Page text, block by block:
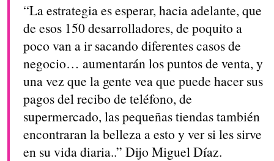
“La estrategia es esperar, hacia adelante, que
de esos 150 desarrolladores, de poquito a
poco van a ir sacando diferentes casos de
negocio… aumentarán los puntos de venta, y
una vez que la gente vea que puede hacer sus
pagos del recibo de teléfono, de
supermercado, las pequeñas tiendas también
encontraran la belleza a esto y ver si les sirve
en su vida diaria..” Dijo Miguel Díaz.